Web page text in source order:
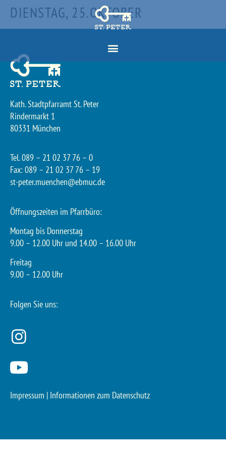
DIENSTAG, 25.OKTOBER
Kath. Stadtpfarramt St. Peter
Rindermarkt 1
80331 München
Tel. 089 – 21 02 37 76 – 0
Fax: 089 – 21 02 37 76 – 19
st-peter.muenchen@ebmuc.de
Öffnungszeiten im Pfarrbüro:
Montag bis Donnerstag
9.00 – 12.00 Uhr und 14.00 – 16.00 Uhr
Freitag
9.00 – 12.00 Uhr
Folgen Sie uns:
Impressum | Informationen zum Datenschutz